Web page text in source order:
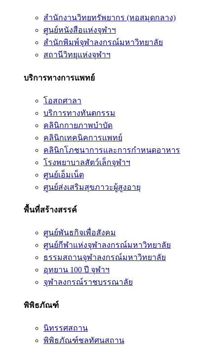
สำนักงานวิทยทรัพยากร (หอสมุดกลาง)
ศูนย์หนังสือแห่งจุฬาฯ
สำนักพิมพ์จุฬาลงกรณ์มหาวิทยาลัย
สถานีวิทยุแห่งจุฬาฯ
บริการทางการแพทย์
โอสถศาลา
บริการทางทันตกรรม
คลินิกกายภาพบำบัด
คลินิกเทคนิคการแพทย์
คลินิกโภชนาการและการกำหนดอาหาร
โรงพยาบาลสัตว์เล็กจุฬาฯ
ศูนย์เอ็มเน็ต
ศูนย์ส่งเสริมสุขภาวะผู้สูงอายุ
พื้นที่สร้างสรรค์
ศูนย์พันธกิจเพื่อสังคม
ศูนย์กีฬาแห่งจุฬาลงกรณ์มหาวิทยาลัย
ธรรมสถานจุฬาลงกรณ์มหาวิทยาลัย
อุทยาน 100 ปี จุฬาฯ
จุฬาลงกรณ์ราชบรรณาลัย
พิพิธภัณฑ์
นิทรรศสถาน
พิพิธภัณฑ์ชลทัศนสถาน